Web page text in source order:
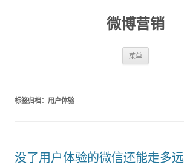
微博营销
菜单
标签归档： 用户体验
没了用户体验的微信还能走多远